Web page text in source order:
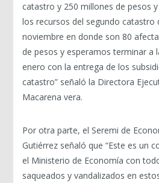
catastro y 250 millones de pesos
los recursos del segundo catastro
noviembre en donde son 80
de pesos y esperamos terminar a
enero con la entrega de los
catastro” señaló la Directora
Macarena vera.
Por otra parte, el Seremi de
Gutiérrez señaló que “Este es un
el Ministerio de Economía con
saqueados y vandalizados en